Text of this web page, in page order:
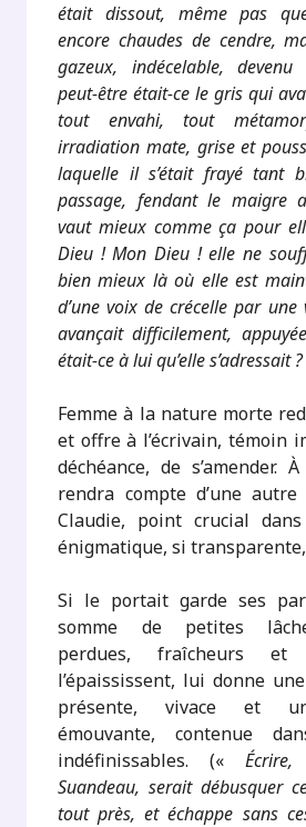
était dissout, même pas
encore chaudes de cendre,
gazeux, indécelable,
peut-être était-ce le gris qui
tout envahi, tout
irradiation mate, grise et
laquelle il s’était frayé tant
passage, fendant le maigre
vaut mieux comme ça pour
Dieu ! Mon Dieu ! elle ne
bien mieux là où elle est
d’une voix de crécelle par
avançait difficilement,
était-ce à lui qu’elle s’adressait ?
Femme à la nature morte
et offre à l’écrivain, témoin
déchéance, de s’amender.
rendra compte d’une
Claudie, point crucial
énigmatique, si
Si le portait garde ses
somme de petites
perdues, fraîcheurs et
l’épaississent, lui donne
présente, vivace et
émouvante, contenue
indéfinissables. («
Suandeau, serait débusquer
tout près, et échappe sans